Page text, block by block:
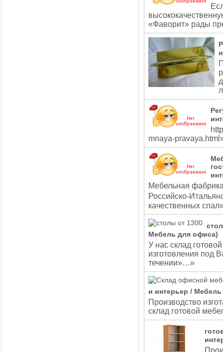
«Фаворит» рады
mnaya-
Мебельная
Российско-
качественных
Мебель для офиса)
У нас склад
изготовления под
течении»…»
и интерьер /
Производство
склад готовой